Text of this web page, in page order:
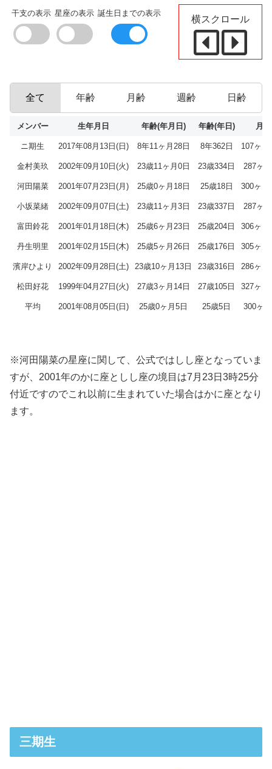
干支の表示 星座の表示 誕生日までの表示
横スクロール
全て 年齢 月齢 週齢 日齢
メンバー 生年月日 年齢(年月日) 年齢(年日) 月齢
ニ期生 2017年08月13日(日) 8年11ヶ月28日 8年362日 107ヶ月
金村美玖 2002年09月10日(火) 23歳11ヶ月0日 23歳334日 287ヶ
河田陽菜 2001年07月23日(月) 25歳0ヶ月18日 25歳18日 300ヶ月
小坂菜緒 2002年09月07日(土) 23歳11ヶ月3日 23歳337日 287ヶ
富田鈴花 2001年01月18日(木) 25歳6ヶ月23日 25歳204日 306ヶ月
丹生明里 2001年02月15日(木) 25歳5ヶ月26日 25歳176日 305ヶ月
濱岸ひより 2002年09月28日(土) 23歳10ヶ月13日 23歳316日 286ヶ月
松田好花 1999年04月27日(火) 27歳3ヶ月14日 27歳105日 327ヶ月
平均 2001年08月05日(日) 25歳0ヶ月5日 25歳5日 300ヶ
※河田陽菜の星座に関して、公式ではしし座となっていま
すが、2001年のかに座としし座の境目は7月23日3時25分
付近ですのでこれ以前に生まれていた場合はかに座となり
ます。
三期生